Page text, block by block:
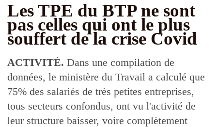
Les TPE du BTP ne sont
pas celles qui ont le plus
souffert de la crise Covid
ACTIVITÉ. Dans une compilation de
données, le ministère du Travail a calculé que
75% des salariés de très petites entreprises,
tous secteurs confondus, ont vu l'activité de
leur structure baisser, voire complètement